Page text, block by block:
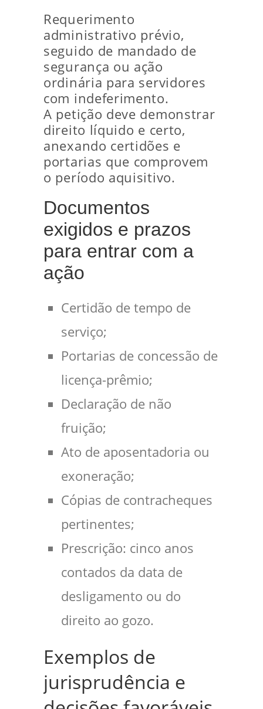
Requerimento
administrativo prévio,
seguido de mandado de
segurança ou ação
ordinária para servidores
com indeferimento.
A petição deve demonstrar
direito líquido e certo,
anexando certidões e
portarias que comprovem
o período aquisitivo.
Documentos
exigidos e prazos
para entrar com a
ação
Certidão de tempo de
serviço;
Portarias de concessão de
licença-prêmio;
Declaração de não
fruição;
Ato de aposentadoria ou
exoneração;
Cópias de contracheques
pertinentes;
Prescrição: cinco anos
contados da data de
desligamento ou do
direito ao gozo.
Exemplos de
jurisprudência e